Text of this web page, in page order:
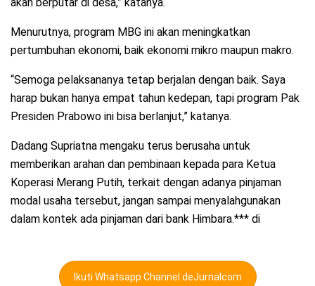
Menurutnya, program MBG ini akan meningkatkan
pertumbuhan ekonomi, baik ekonomi mikro maupun makro.
“Semoga pelaksananya tetap berjalan dengan baik. Saya
harap bukan hanya empat tahun kedepan, tapi program Pak
Presiden Prabowo ini bisa berlanjut,” katanya.
Dadang Supriatna mengaku terus berusaha untuk
memberikan arahan dan pembinaan kepada para Ketua
Koperasi Merang Putih, terkait dengan adanya pinjaman
modal usaha tersebut, jangan sampai menyalahgunakan
dalam kontek ada pinjaman dari bank Himbara.*** di
Ikuti Whatsapp Channel deJurnalcom